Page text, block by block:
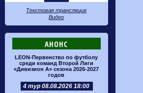
Текстовая трансляция
Видео
АНОНС
LEON-Первенство по футболу
среди команд Второй Лиги
«Дивизион А» сезона 2026-2027
годов
4 тур 08.08.2026 18:00